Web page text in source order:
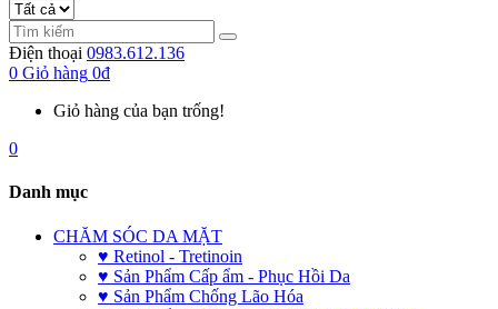
Điện thoại 0983.612.136
0 Giỏ hàng 0đ
Giỏ hàng của bạn trống!
0
Danh mục
CHĂM SÓC DA MẶT
♥ Retinol - Tretinoin
♥ Sản Phẩm Cấp ẩm - Phục Hồi Da
♥ Sản Phẩm Chống Lão Hóa